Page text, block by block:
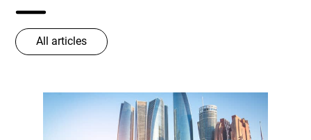
All articles